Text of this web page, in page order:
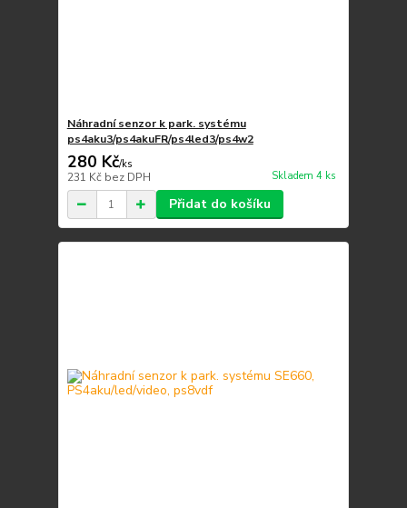
Náhradní senzor k park. systému
ps4aku3/ps4akuFR/ps4led3/ps4w2
280 Kč/ks
231 Kč bez DPH Skladem 4 ks
Přidat do košíku